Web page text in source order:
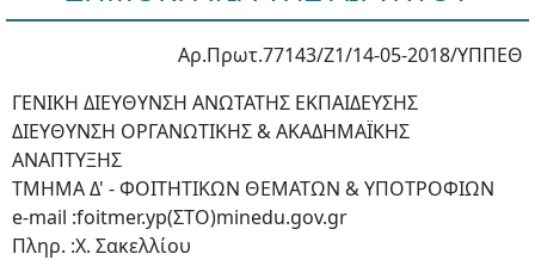
Αρ.Πρωτ.77143/Ζ1/14-05-2018/ΥΠΠΕΘ
ΓΕΝΙΚΗ ΔIΕΥΘΥΝΣΗ ΑΝΩΤΑΤΗΣ ΕΚΠΑΙΔΕΥΣΗΣ
ΔΙΕΥΘΥΝΣΗ ΟΡΓΑΝΩΤΙΚΗΣ & ΑΚΑΔΗΜΑΪΚΗΣ
ΑΝΑΠΤΥΞΗΣ
ΤΜΗΜΑ Δ' - ΦΟΙΤΗΤΙΚΩΝ ΘΕΜΑΤΩΝ & ΥΠΟΤΡΟΦΙΩΝ
e-mail :foitmer.yp(ΣΤΟ)minedu.gov.gr
Πληρ. :Χ. Σακελλίου